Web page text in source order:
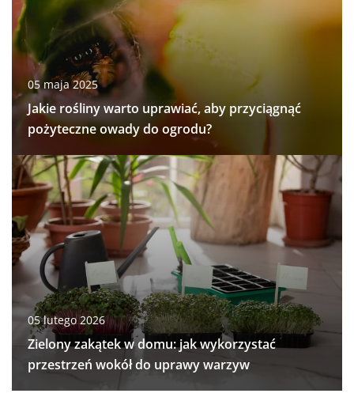
05 maja 2025
Jakie rośliny warto uprawiać, aby przyciągnąć
pożyteczne owady do ogrodu?
05 lutego 2026
Zielony zakątek w domu: jak wykorzystać
przestrzeń wokół do uprawy warzyw